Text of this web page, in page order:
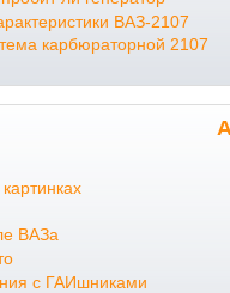
ВАЗ-2107
карбюраторной 2107
ВАЗа
с ГАИшниками